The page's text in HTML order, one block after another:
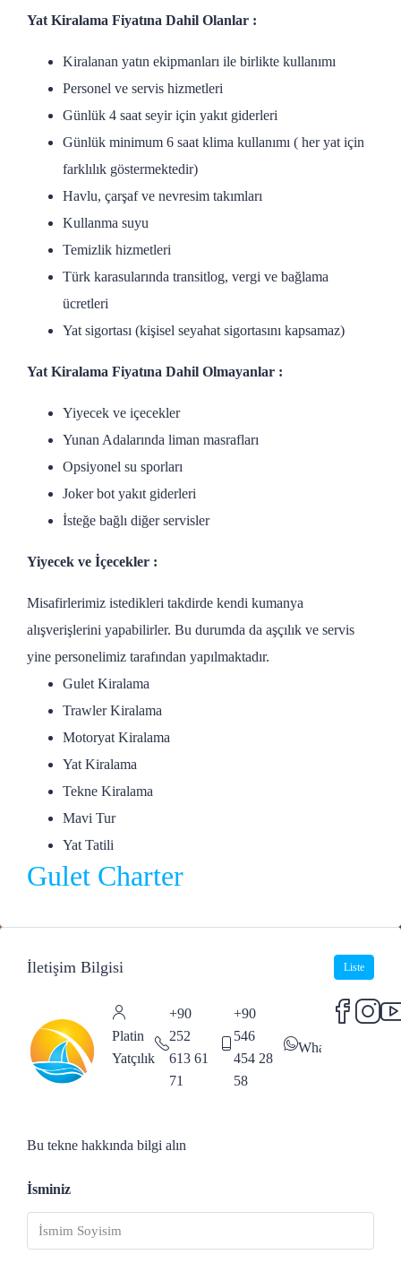
Yat Kiralama Fiyatına Dahil Olanlar :
Kiralanan yatın ekipmanları ile birlikte kullanımı
Personel ve servis hizmetleri
Günlük 4 saat seyir için yakıt giderleri
Günlük minimum 6 saat klima kullanımı ( her yat için
farklılık göstermektedir)
Havlu, çarşaf ve nevresim takımları
Kullanma suyu
Temizlik hizmetleri
Türk karasularında transitlog, vergi ve bağlama
ücretleri
Yat sigortası (kişisel seyahat sigortasını kapsamaz)
Yat Kiralama Fiyatına Dahil Olmayanlar :
Yiyecek ve içecekler
Yunan Adalarında liman masrafları
Opsiyonel su sporları
Joker bot yakıt giderleri
İsteğe bağlı diğer servisler
Yiyecek ve İçecekler :
Misafirlerimiz istedikleri takdirde kendi kumanya
alışverişlerini yapabilirler. Bu durumda da aşçılık ve servis
yine personelimiz tarafından yapılmaktadır.
Gulet Kiralama
Trawler Kiralama
Motoryat Kiralama
Yat Kiralama
Tekne Kiralama
Mavi Tur
Yat Tatili
Gulet Charter
İletişim Bilgisi Liste
Platin
Yatçılık
+90
252
613 61
71
+90
546
454 28
58
WhatsApp
Bu tekne hakkında bilgi alın
İsminiz